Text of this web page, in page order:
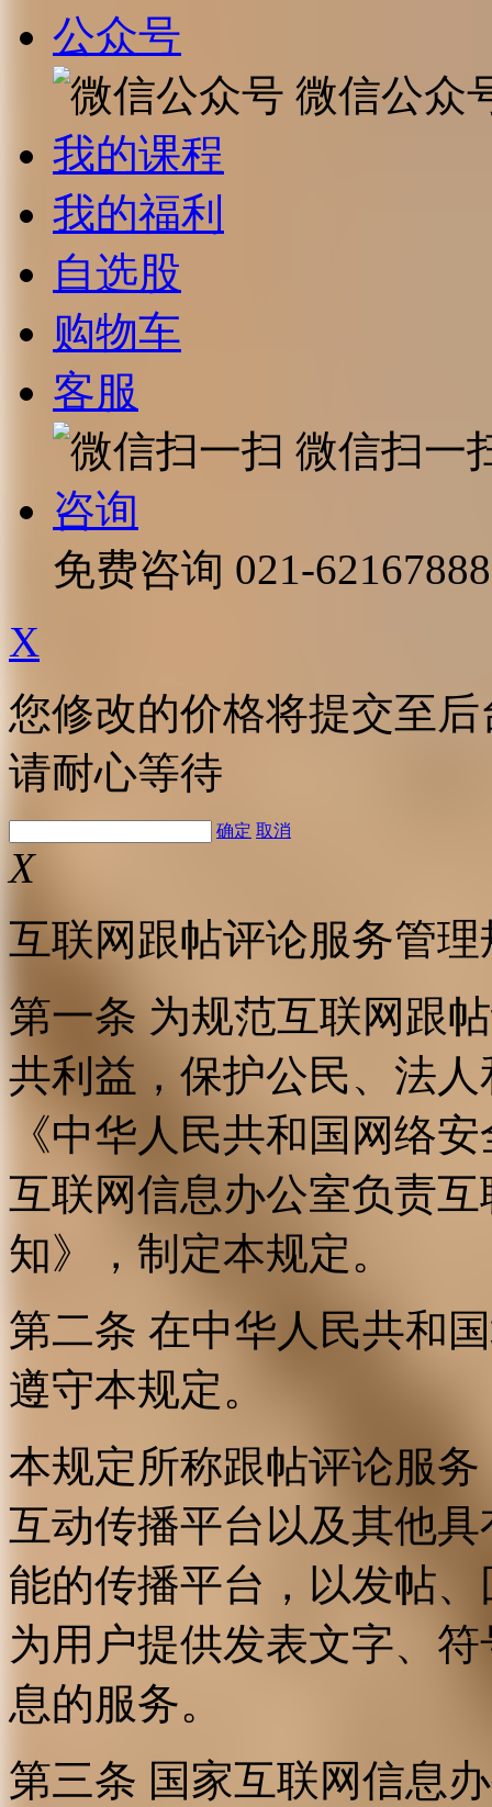
公众号
微信公众
我的课程
我的福利
自选股
购物车
客服
微信扫一
咨询
免费咨询 021-62167888
X
您修改的价格将提交至
请耐心等待
确定 取消
X
互联网跟帖评论服务管理
第一条 为规范互联网跟
共利益，保护公民、法
《中华人民共和国网络
互联网信息办公室负责
知》，制定本规定。
第二条 在中华人民共和
遵守本规定。
本规定所称跟帖评论服
互动传播平台以及其他
能的传播平台，以发帖
为用户提供发表文字、
息的服务。
第三条 国家互联网信息